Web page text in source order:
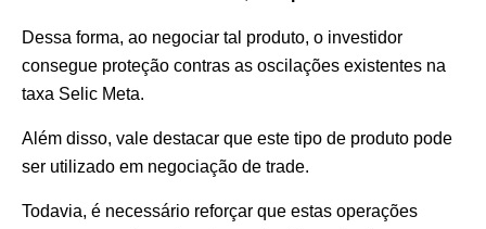
Dessa forma, ao negociar tal produto, o investidor
consegue proteção contras as oscilações existentes na
taxa Selic Meta.
Além disso, vale destacar que este tipo de produto pode
ser utilizado em negociação de trade.
Todavia, é necessário reforçar que estas operações